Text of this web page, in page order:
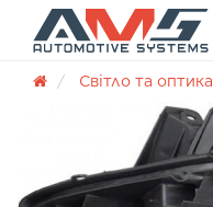
Світло та оптика